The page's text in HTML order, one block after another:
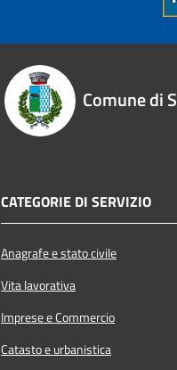
Comune di
CATEGORIE DI SERVIZIO
Anagrafe e stato civile
Vita lavorativa
Imprese e Commercio
Catasto e urbanistica